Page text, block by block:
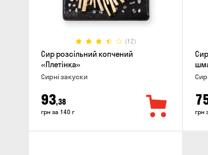
(12)
Сир розсільний копчений
«Плетінка»
Сирні закуски
93,38
грн за 140 г
Сир
грн